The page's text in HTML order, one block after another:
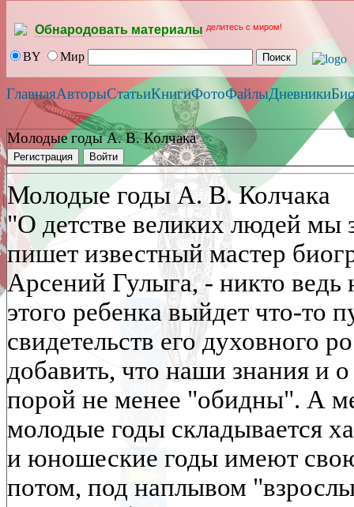
Обнародовать материалы делитесь с миром!
BY Мир
ГлавнаяАвторыСтатьиКнигиФотоФайлыДневники
Молодые годы А. В. Колчака
Регистрация Войти
Молодые годы А. В. Колчака
"О детстве великих людей мы
пишет известный мастер
Арсений Гулыга, - никто ведь
этого ребенка выйдет что-то
свидетельств его духовного
добавить, что наши знания и
порой не менее "обидны". А
молодые годы складывается
и юношеские годы имеют
потом, под наплывом